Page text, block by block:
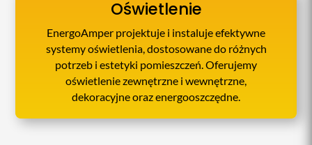
Oświetlenie
EnergoAmper projektuje i instaluje efektywne
systemy oświetlenia, dostosowane do różnych
potrzeb i estetyki pomieszczeń. Oferujemy
oświetlenie zewnętrzne i wewnętrzne,
dekoracyjne oraz energooszczędne.